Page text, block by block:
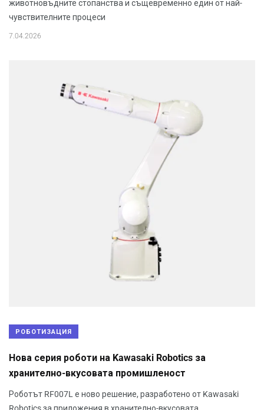
животновъдните стопанства и същевременно един от най-
чувствителните процеси
7.04.2026
РОБОТИЗАЦИЯ
Нова серия роботи на Kawasaki Robotics за
хранително-вкусовата промишленост
Роботът RF007L е ново решение, разработено от Kawasaki